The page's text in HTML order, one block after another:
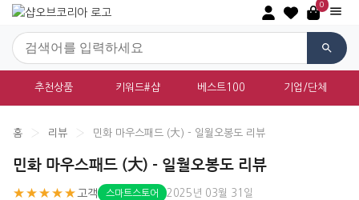
0
추천상품 키워드#샵 베스트100 기업/단체
홈 › 리뷰 › 민화 마우스패드 (大) - 일월오봉도 리뷰
민화 마우스패드 (大) - 일월오봉도 리뷰
★★★★★ 고객 스마트스토어 2025년 03월 31일